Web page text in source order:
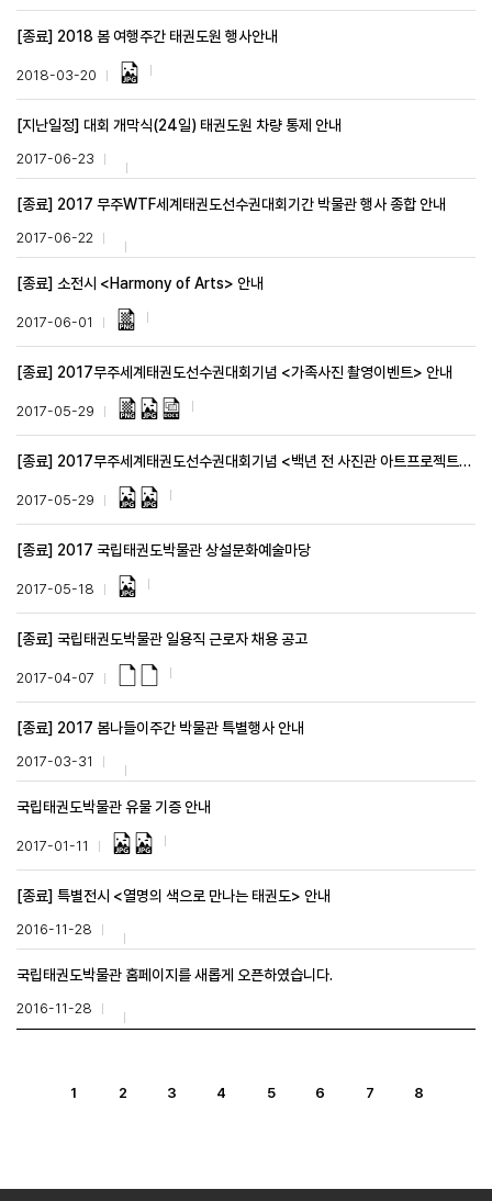
[종료] 2018 봄 여행주간 태권도원 행사안내
2018-03-20
[지난일정] 대회 개막식(24일) 태권도원 차량 통제 안내
2017-06-23
[종료] 2017 무주WTF세계태권도선수권대회기간 박물관 행사 종합 안내
2017-06-22
[종료] 소전시 <Harmony of Arts> 안내
2017-06-01
[종료] 2017무주세계태권도선수권대회기념 <가족사진 촬영이벤트> 안내
2017-05-29
[종료] 2017무주세계태권도선수권대회기념 <백년 전 사진관 아트프로젝트> 특별전 안내
2017-05-29
[종료] 2017 국립태권도박물관 상설문화예술마당
2017-05-18
[종료] 국립태권도박물관 일용직 근로자 채용 공고
2017-04-07
[종료] 2017 봄나들이주간 박물관 특별행사 안내
2017-03-31
국립태권도박물관 유물 기증 안내
2017-01-11
[종료] 특별전시 <열명의 색으로 만나는 태권도> 안내
2016-11-28
국립태권도박물관 홈페이지를 새롭게 오픈하였습니다.
2016-11-28
1 2 3 4 5 6 7 8